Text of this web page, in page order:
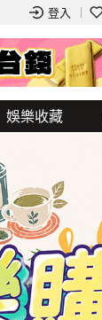
登入
玻璃杯 餐券
娛樂收藏